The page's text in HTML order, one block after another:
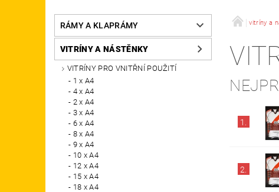
DOPLŇKY OBCHODNÍ PODMÍNKY
RÁMY A KLAPRÁMY
VITRÍNY A NÁSTĚNKY
VITRÍNY PRO VNITŘNÍ POUŽITÍ
1 x A4
4 x A4
2 x A4
3 x A4
6 x A4
8 x A4
9 x A4
10 x A4
12 x A4
15 x A4
18 x A4
vitríny a
1.
2.